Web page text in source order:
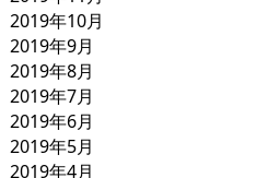
2019年10月
2019年9月
2019年8月
2019年7月
2019年6月
2019年5月
2019年4月